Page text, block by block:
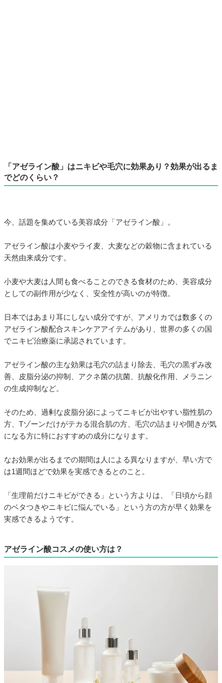
「アゼライン酸」はニキビや毛穴に効果あり？効果が出るま
でどのくらい？
今、話題を集めている美容成分「アゼライン酸」。
アゼライン酸は小麦やライ麦、大麦などの穀物に含まれている
天然由来成分です。
小麦や大麦は人間も食べることのできる食材のため、美容成分
としての副作用が少なく、安全性が高いのが特徴。
日本ではあまり耳にしない成分ですが、アメリカでは数多くの
アゼライン酸配合スキンケアアイテムがあり、世界の多くの国
でニキビ治療薬に承認されています。
アゼライン酸の主な効果は毛穴の詰まり除去、毛穴の黒ずみ改
善、皮脂分泌の抑制、アクネ菌の抗菌、抗酸化作用、メラニン
の生成抑制など。
そのため、過剰な皮脂分泌によってニキビが出やすい脂性肌の
方、Tゾーンだけがテカる混合肌の方、毛穴の詰まりや開きが気
になる方に特におすすめの成分になります。
なお効果が出るまでの期間は人による異なりますが、早い方で
は1週間ほどで効果を実感できるとのこと。
「生理前だけニキビができる」という方よりは、「日頃から顔
のベタつきやニキビに悩んでいる」という方の方が早く効果を
実感できるようです。
アゼライン酸コスメの使い方は？